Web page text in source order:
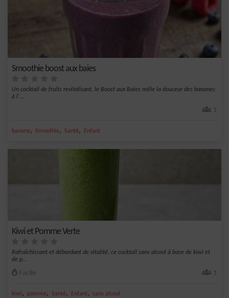
Smoothie boost aux baies
Un cocktail de fruits revitalisant, le Boost aux Baies mêle la douceur des bananes
à l'...
1
banane, Smoothie, Santé, Enfant
Kiwi et Pomme Verte
Rafraîchissant et débordant de vitalité, ce cocktail sans alcool à base de kiwi et
de p...
Facile 1
kiwi, pomme, Santé, Enfant, sans alcool